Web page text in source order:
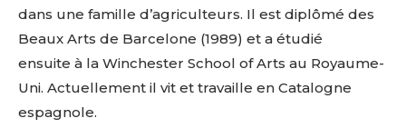
dans une famille d’agriculteurs. Il est diplômé des
Beaux Arts de Barcelone (1989) et a étudié
ensuite à la Winchester School of Arts au Royaume-
Uni. Actuellement il vit et travaille en Catalogne
espagnole.